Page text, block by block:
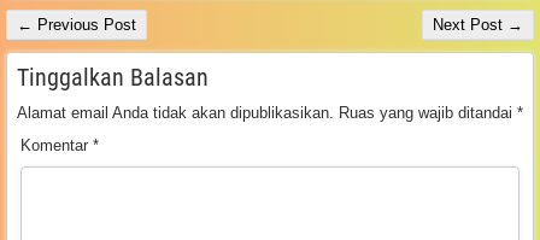
← Previous Post Next Post →
Tinggalkan Balasan
Alamat email Anda tidak akan dipublikasikan. Ruas yang wajib ditandai *
Komentar *